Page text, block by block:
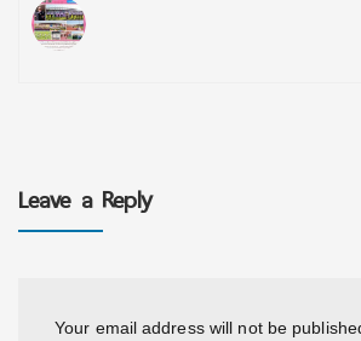
Leave a Reply
Your email address will not be